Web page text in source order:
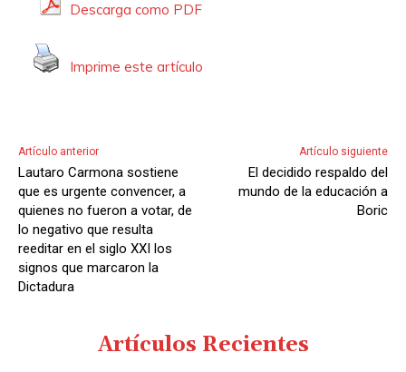
Descarga como PDF
Imprime este artículo
Artículo anterior
Lautaro Carmona sostiene
que es urgente convencer, a
quienes no fueron a votar, de
lo negativo que resulta
reeditar en el siglo XXI los
signos que marcaron la
Dictadura
Artículo siguiente
El decidido respaldo del
mundo de la educación a
Boric
Artículos Recientes